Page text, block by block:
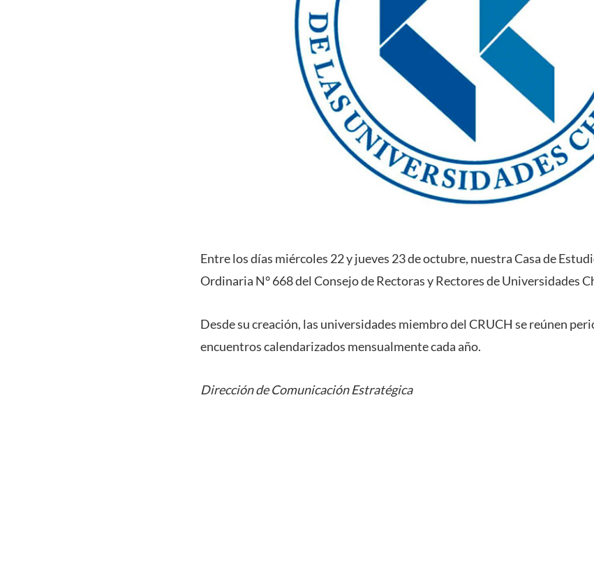
Entre los días miércoles 22 y jueves 23 de octubre, nuestra Casa de
Ordinaria N° 668 del Consejo de Rectoras y Rectores de Universidades
Desde su creación, las universidades miembro del CRUCH se reúnen
encuentros calendarizados mensualmente cada año.
Dirección de Comunicación Estratégica